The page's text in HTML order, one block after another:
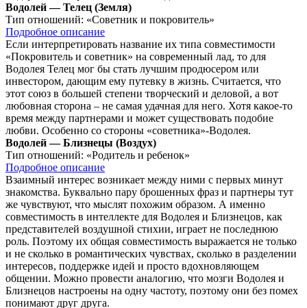
Водолей — Телец (Земля)
Тип отношений: «Советник и покровитель»
Подробное описание
Если интерпретировать название их типа совместимости
«Покровитель и советник» на современный лад, то для
Водолея Телец мог бы стать лучшим продюсером или
инвестором, дающим ему путевку в жизнь. Считается, что
этот союз в большей степени творческий и деловой, а вот
любовная сторона – не самая удачная для него. Хотя какое-то
время между партнерами и может существовать подобие
любви. Особенно со стороны «советника»-Водолея.
Водолей — Близнецы (Воздух)
Тип отношений: «Родитель и ребенок»
Подробное описание
Взаимный интерес возникает между ними с первых минут
знакомства. Буквально пару брошенных фраз и партнеры тут
же чувствуют, что мыслят похожим образом. А именно
совместимость в интеллекте для Водолея и Близнецов, как
представителей воздушной стихии, играет не последнюю
роль. Поэтому их общая совместимость выражается не только
и не сколько в романтических чувствах, сколько в разделении
интересов, поддержке идей и просто вдохновляющем
общении. Можно провести аналогию, что мозги Водолея и
Близнецов настроены на одну частоту, поэтому они без помех
понимают друг друга.